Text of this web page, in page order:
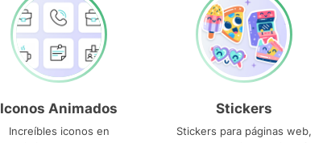
Iconos Animados
Increíbles iconos en
Stickers
Stickers para páginas web,